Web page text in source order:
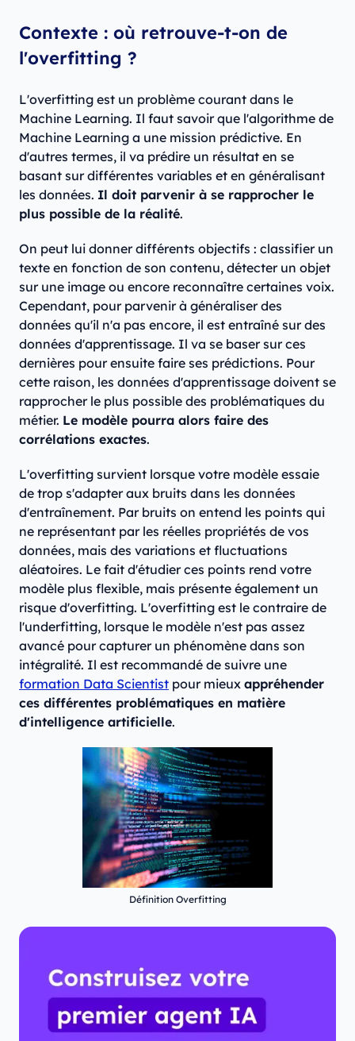
Contexte : où retrouve-t-on de
l'overfitting ?
L'overfitting est un problème courant dans le
Machine Learning. Il faut savoir que l'algorithme de
Machine Learning a une mission prédictive. En
d'autres termes, il va prédire un résultat en se
basant sur différentes variables et en généralisant
les données. Il doit parvenir à se rapprocher le
plus possible de la réalité.
On peut lui donner différents objectifs : classifier un
texte en fonction de son contenu, détecter un objet
sur une image ou encore reconnaître certaines voix.
Cependant, pour parvenir à généraliser des
données qu'il n'a pas encore, il est entraîné sur des
données d'apprentissage. Il va se baser sur ces
dernières pour ensuite faire ses prédictions. Pour
cette raison, les données d'apprentissage doivent se
rapprocher le plus possible des problématiques du
métier. Le modèle pourra alors faire des
corrélations exactes.
L'overfitting survient lorsque votre modèle essaie
de trop s'adapter aux bruits dans les données
d'entraînement. Par bruits on entend les points qui
ne représentant par les réelles propriétés de vos
données, mais des variations et fluctuations
aléatoires. Le fait d'étudier ces points rend votre
modèle plus flexible, mais présente également un
risque d'overfitting. L'overfitting est le contraire de
l'underfitting, lorsque le modèle n'est pas assez
avancé pour capturer un phénomène dans son
intégralité. Il est recommandé de suivre une
formation Data Scientist pour mieux appréhender
ces différentes problématiques en matière
d'intelligence artificielle.
Définition Overfitting